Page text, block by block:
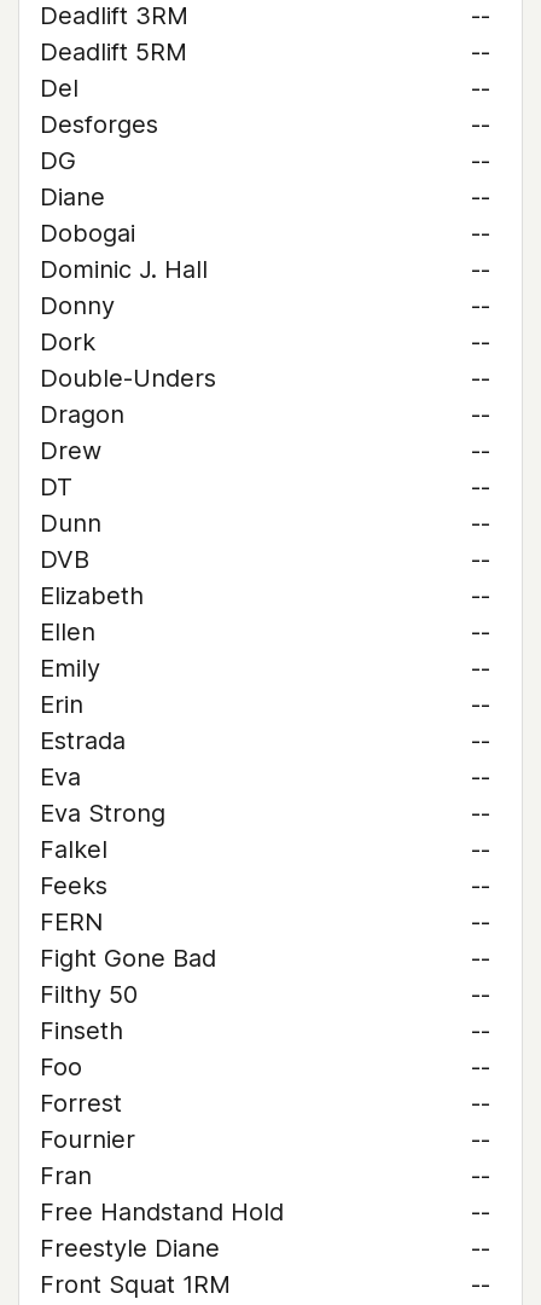
Deadlift 3RM
--
Deadlift 5RM
--
Del
--
Desforges
--
DG
--
Diane
--
Dobogai
--
Dominic J. Hall
--
Donny
--
Dork
--
Double-Unders
--
Dragon
--
Drew
--
DT
--
Dunn
--
DVB
--
Elizabeth
--
Ellen
--
Emily
--
Erin
--
Estrada
--
Eva
--
Eva Strong
--
Falkel
--
Feeks
--
FERN
--
Fight Gone Bad
--
Filthy 50
--
Finseth
--
Foo
--
Forrest
--
Fournier
--
Fran
--
Free Handstand Hold
--
Freestyle Diane
--
Front Squat 1RM
--